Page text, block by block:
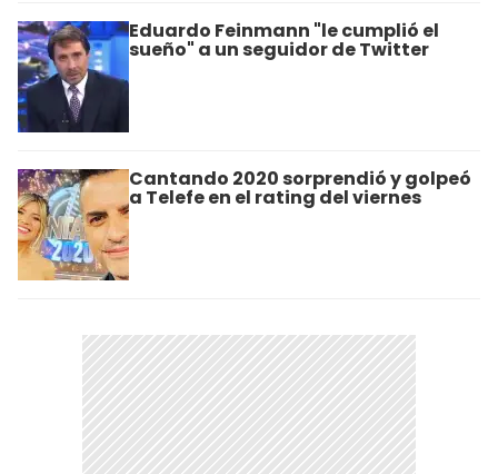
Eduardo Feinmann "le cumplió el
sueño" a un seguidor de Twitter
Cantando 2020 sorprendió y golpeó
a Telefe en el rating del viernes